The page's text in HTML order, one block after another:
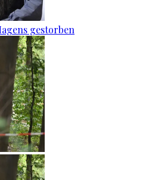
gestorben